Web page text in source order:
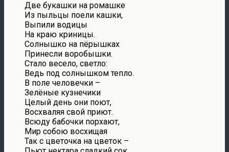
Две букашки на ромашке
Из пыльцы поели кашки,
Выпили водицы
На краю криницы.
Солнышко на пёрышках
Принесли воробышки.
Стало весело, светло:
Ведь под солнышком тепло.
В поле человечки –
Зелёные кузнечики
Целый день они поют,
Восхваляя свой приют.
Всюду бабочки порхают,
Мир собою восхищая
Так с цветочка на цветок –